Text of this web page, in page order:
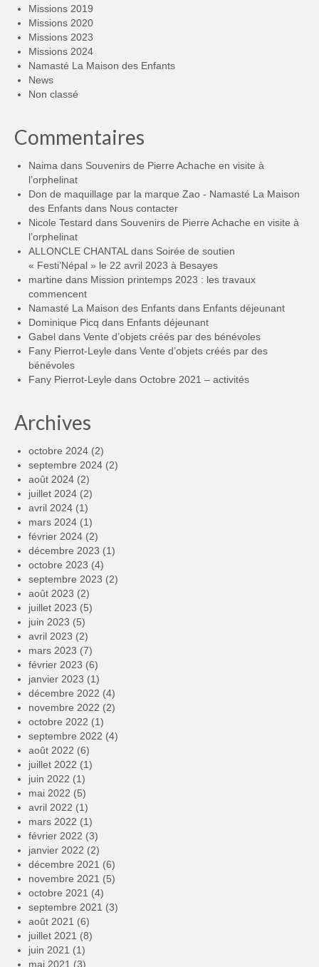
Missions 2019
Missions 2020
Missions 2023
Missions 2024
Namasté La Maison des Enfants
News
Non classé
Commentaires
Naima dans Souvenirs de Pierre Achache en visite à
l’orphelinat
Don de maquillage par la marque Zao - Namasté La Maison
des Enfants dans Nous contacter
Nicole Testard dans Souvenirs de Pierre Achache en visite à
l’orphelinat
ALLONCLE CHANTAL dans Soirée de soutien
« Festi’Népal » le 22 avril 2023 à Besayes
martine dans Mission printemps 2023 : les travaux
commencent
Namasté La Maison des Enfants dans Enfants déjeunant
Dominique Picq dans Enfants déjeunant
Gabel dans Vente d’objets créés par des bénévoles
Fany Pierrot-Leyle dans Vente d’objets créés par des
bénévoles
Fany Pierrot-Leyle dans Octobre 2021 – activités
Archives
octobre 2024 (2)
septembre 2024 (2)
août 2024 (2)
juillet 2024 (2)
avril 2024 (1)
mars 2024 (1)
février 2024 (2)
décembre 2023 (1)
octobre 2023 (4)
septembre 2023 (2)
août 2023 (2)
juillet 2023 (5)
juin 2023 (5)
avril 2023 (2)
mars 2023 (7)
février 2023 (6)
janvier 2023 (1)
décembre 2022 (4)
novembre 2022 (2)
octobre 2022 (1)
septembre 2022 (4)
août 2022 (6)
juillet 2022 (1)
juin 2022 (1)
mai 2022 (5)
avril 2022 (1)
mars 2022 (1)
février 2022 (3)
janvier 2022 (2)
décembre 2021 (6)
novembre 2021 (5)
octobre 2021 (4)
septembre 2021 (3)
août 2021 (6)
juillet 2021 (8)
juin 2021 (1)
mai 2021 (3)